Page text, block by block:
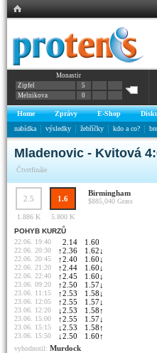
Monastir
Zipfel
5
Melnikova
0
Home Zprávy E-Shop
nabídka
výsledky žebříčky kdo a co?
Mladenovic - Kvitová
Čtvrtfinále
2.5 1.6
Birmingham
$885,040 Grass
1.886 K
5.800 K
POHYB KURZŮ
22.06. 19:40
2.14 1.60
22.06. 20:30 ↑2.36 1.62 ↓
22.06. 20:45 ↑2.40 1.60 ↓
22.06. 21:20 ↑2.44 1.60 ↓
22.06. 22:40 ↑2.45 1.60 ↓
23.06. 09:20 ↑2.50 1.57↓
23.06. 11:15 ↑2.53 1.58 ↓
23.06. 12:05 ↑2.55 1.57↓
23.06. 12:20 ↓ 2.53 1.58↑
23.06. 15:00 ↑2.55 1.57↓
23.06. 15:15 ↓ 2.53 1.58↑
23.06. 15:50 ↓ 2.50 1.60↑
vyhodnotil: Murdock